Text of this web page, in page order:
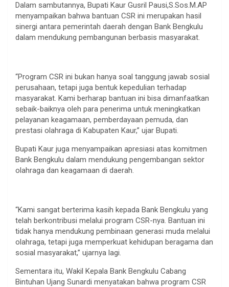
Dalam sambutannya, Bupati Kaur Gusril Pausi,S.Sos.M.AP
menyampaikan bahwa bantuan CSR ini merupakan hasil
sinergi antara pemerintah daerah dengan Bank Bengkulu
dalam mendukung pembangunan berbasis masyarakat.
“Program CSR ini bukan hanya soal tanggung jawab sosial
perusahaan, tetapi juga bentuk kepedulian terhadap
masyarakat. Kami berharap bantuan ini bisa dimanfaatkan
sebaik-baiknya oleh para penerima untuk meningkatkan
pelayanan keagamaan, pemberdayaan pemuda, dan
prestasi olahraga di Kabupaten Kaur,” ujar Bupati.
Bupati Kaur juga menyampaikan apresiasi atas komitmen
Bank Bengkulu dalam mendukung pengembangan sektor
olahraga dan keagamaan di daerah.
“Kami sangat berterima kasih kepada Bank Bengkulu yang
telah berkontribusi melalui program CSR-nya. Bantuan ini
tidak hanya mendukung pembinaan generasi muda melalui
olahraga, tetapi juga memperkuat kehidupan beragama dan
sosial masyarakat,” ujarnya lagi.
Sementara itu, Wakil Kepala Bank Bengkulu Cabang
Bintuhan Ujang Sunardi menyatakan bahwa program CSR